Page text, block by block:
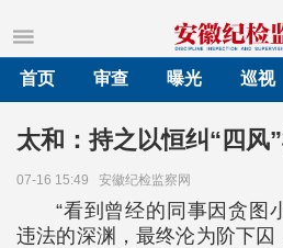
首页
审查 曝光 巡视
太和：持之以恒纠“四风
07-16 15:49 安徽纪检监察网
“看到曾经的同事因贪图
违法的深渊，最终沦为阶下囚